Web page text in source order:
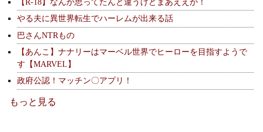
やる夫に異世界転生でハーレムが出来る話
巴さんNTRもの
【あんこ】ナナリーはマーベル世界でヒーローを目指すようで
す【MARVEL】
政府公認！マッチン〇アプリ！
もっと見る